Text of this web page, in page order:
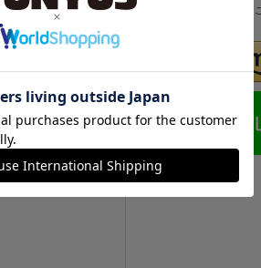
スワードを
ことができます。
ください。
IDでログインする